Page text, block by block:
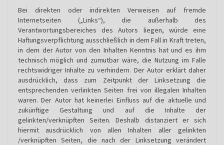
Bei direkten oder indirekten Verweisen auf fremde
Internetseiten („Links“), die außerhalb des
Verantwortungsbereiches des Autors liegen, würde eine
Haftungsverpflichtung ausschließlich in dem Fall in Kraft treten,
in dem der Autor von den Inhalten Kenntnis hat und es ihm
technisch möglich und zumutbar wäre, die Nutzung im Falle
rechtswidriger Inhalte zu verhindern. Der Autor erklärt daher
ausdrücklich, dass zum Zeitpunkt der Linksetzung die
entsprechenden verlinkten Seiten frei von illegalen Inhalten
waren. Der Autor hat keinerlei Einfluss auf die aktuelle und
zukünftige Gestaltung und auf die Inhalte der
gelinkten/verknüpften Seiten. Deshalb distanziert er sich
hiermit ausdrücklich von allen Inhalten aller gelinkten
/verknüpften Seiten, die nach der Linksetzung verändert